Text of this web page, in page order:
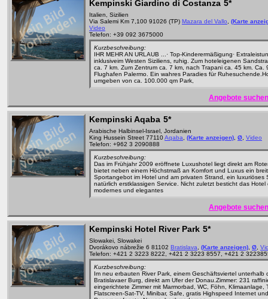
Kempinski Giardino di Costanza 5*
Italien, Sizilien
Via Salemi Km 7,100 91026 (TP) Mazara del Vallo
(Karte
Video
Telefon: +39 092 3675000
Kurzbeschreibung:
IHR MEHR AN URLAUB ...· Top-Kinderermäßigung·
inklusiveim Westen Siziliens, ruhig. Zum hoteleigenen
ca. 7 km. Zum Zentrum ca. 7 km, nach Trapani ca. 45 km. Ca.
Flughafen Palermo. Ein wahres Paradies für
umgeben von ca. 100.000 qm Park,
Angebote
Kempinski Aqaba 5*
Arabische Halbinsel-Israel, Jordanien
King Hussein Street 77110Aqaba (Karte anzeigen) Ø Video
Telefon: +962 3 2090888
Kurzbeschreibung:
Das im Frühjahr 2009 eröffnete Luxushotel liegt direkt am
bietet neben einem Höchstmaß an Komfort und Luxus ein
Sportangebot im Hotel und am privaten Strand, ein luxuriöses
natürlich erstklassigen Service. Nicht zuletzt besticht das Hotel
modernes und elegantes
Angebote
Kempinski Hotel River Park 5*
Slowakei, Slowakei
Dvorákovo nábrežie 6 81102 Bratislava (Karte anzeigen) Ø
Telefon: +421 2 3223 8222, +421 2 3223 8557, +421 2
Kurzbeschreibung:
Im neu erbauten River Park, einem Geschäftsviertel unterhalb
Bratislavaer Burg, direkt am Ufer der Donau.Zimmer: 231
eingerichtete Zimmer mit Marmorbad, WC, Föhn, Klimaanlage,
Flatscreen-Sat-TV, Minibar, Safe, gratis Highspeed Internet und